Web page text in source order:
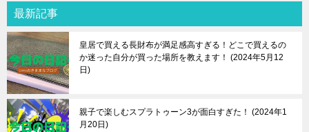
最新記事
皇居で買える長財布が満足感高すぎる！どこで買えるの
か迷った自分が買った場所を教えます！
2024年5月12
日
親子で楽しむスプラトゥーン3が面白すぎた！
2024年1
月20日